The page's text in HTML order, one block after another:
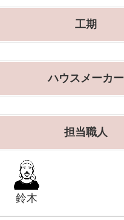
工期
ハウスメーカー
担当職人
鈴木